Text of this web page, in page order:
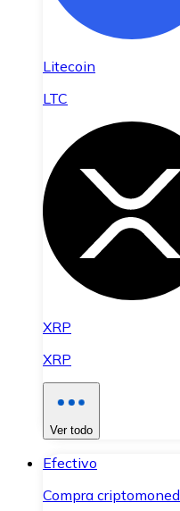
Litecoin
LTC
XRP
XRP
Ver todo
Efectivo
Compra